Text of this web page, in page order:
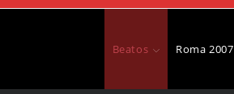
Beatos Roma 2007